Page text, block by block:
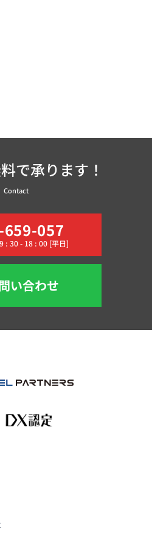
で承ります！
Contact
057
: 30 - 18 : 00 [平日]
い合わせ